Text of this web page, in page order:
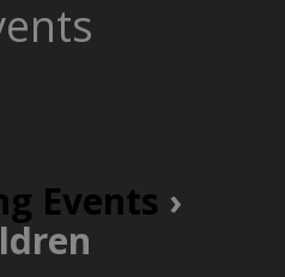
Events ›